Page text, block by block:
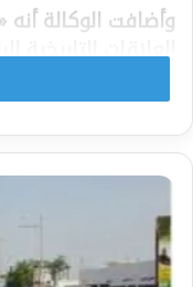
وأضافت الوكالة
العلاقات التاريخية
والشعبين
كافة».
وأوضحت أن اللقاء
الثنائي الداعم
أنه «بحث مستجدات
والموضوعات ذات